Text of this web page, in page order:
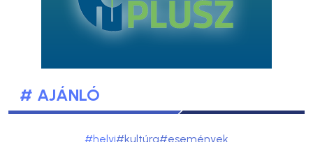
# AJÁNLÓ
#helyi#kultúra#események